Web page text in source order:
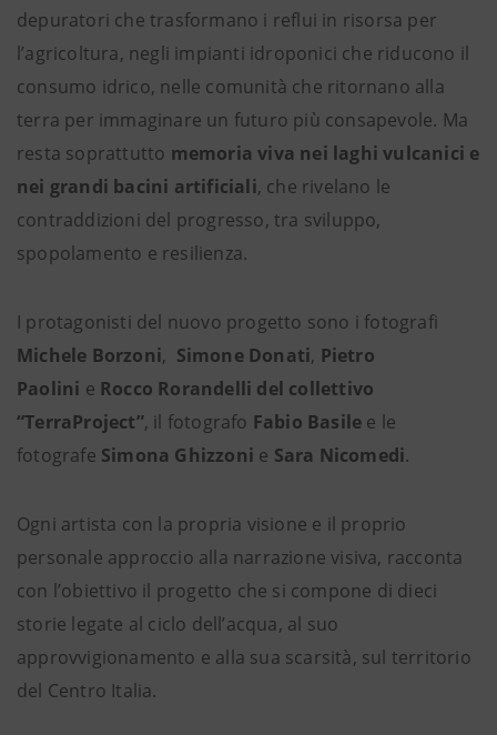
depuratori che trasformano i reflui in risorsa per
l’agricoltura, negli impianti idroponici che riducono il
consumo idrico, nelle comunità che ritornano alla
terra per immaginare un futuro più consapevole. Ma
resta soprattutto memoria viva nei laghi vulcanici e
nei grandi bacini artificiali, che rivelano le
contraddizioni del progresso, tra sviluppo,
spopolamento e resilienza.
I protagonisti del nuovo progetto sono i fotografi
Michele Borzoni, Simone Donati, Pietro
Paolini e Rocco Rorandelli del collettivo
“TerraProject”, il fotografo Fabio Basile e le
fotografe Simona Ghizzoni e Sara Nicomedi.
Ogni artista con la propria visione e il proprio
personale approccio alla narrazione visiva, racconta
con l’obiettivo il progetto che si compone di dieci
storie legate al ciclo dell’acqua, al suo
approvvigionamento e alla sua scarsità, sul territorio
del Centro Italia.